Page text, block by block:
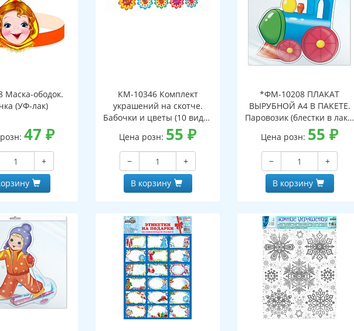
Маска-ободок.
(УФ-лак)
47₽
+
КМ-10346 Комплект
украшений на скотче.
Бабочки и цветы (10 видов
в комплекте)
Цена розн: 55₽
−
+
В корзину
*ФМ-10208 ПЛАКАТ
ВЫРУБНОЙ А4 В ПАКЕТЕ.
Паровозик (блестки в лаке,
в индивидуальной
упаковке, с европодвесом
и клеевым клапаном)
Цена розн: 55₽
−
+
В корзину